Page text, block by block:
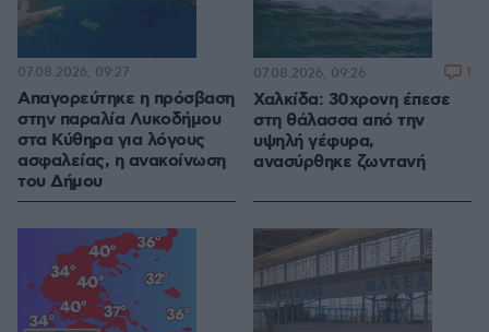
Απαγορεύτηκε η πρόσβαση
στην παραλία Λυκοδήμου
στα Κύθηρα για λόγους
ασφαλείας, η ανακοίνωση
του Δήμου
07.08.2026, 09:27
Χαλκίδα: 30χρονη έπεσε
στη θάλασσα από την
υψηλή γέφυρα,
ανασύρθηκε ζωντανή
07.08.2026, 09:26 1